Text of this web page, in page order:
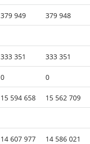
379 949 379 948
333 351 333 351
0 0
15 594 658 15 562 709
14 607 977 14 586 021